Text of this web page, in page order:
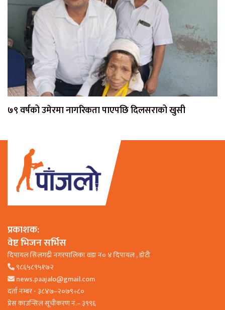
७९ वर्षको उमेरमा नागरिकता पाएपछि दिलसराको खुसी
प्रकाशक:
वेष्ट भिजन सर्भिस
दिपायल सिलगढी नगरपालिका वडा न० ४ दिपायल , डाेटी
९८६५८९५१७२
news.paajalo@gmail.com
दर्ता नम्बर - ३८४७–२०७९÷८०
प्रेस काउन्सिल सूचीकरण नं.– ३९९६